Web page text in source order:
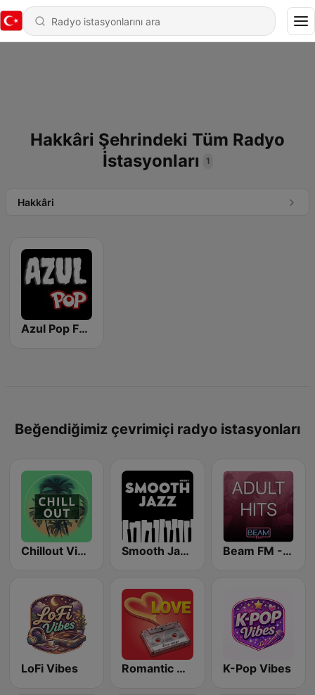
Hakkâri Şehrindeki Tüm Radyo
İstasyonları
1
Hakkâri
Azul Pop FM (Los 40 Hits)
Beğendiğimiz çevrimiçi radyo istasyonları
Chillout Vibes Smooth Jazz - Groov Beam FM - Adult Hits
LoFi Vibes Romantic Vibes K-Pop Vibes